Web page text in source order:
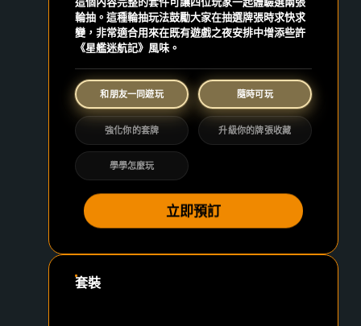
輪抽。這種輪抽玩法鼓勵大家在抽選牌張時求快求
變，非常適合用來在既有遊戲之夜安排中增添些許
《星艦迷航記》風味。
和朋友一同遊玩 隨時可玩
強化你的套牌 升級你的牌張收藏
學學怎麼玩
立即預訂
套裝